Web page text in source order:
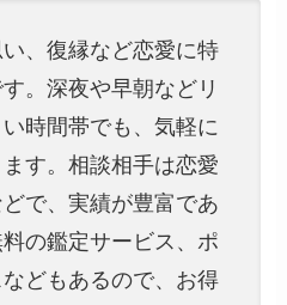
い、復縁など恋愛に特
。深夜や早朝などリ
時間帯でも、気軽に
す。相談相手は恋愛
で、実績が豊富であ
の鑑定サービス、ポ
どもあるので、お得